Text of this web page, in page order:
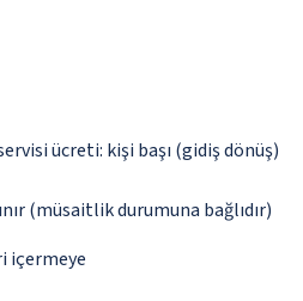
ücreti: kişi başı (gidiş dönüş)
(müsaitlik durumuna bağlıdır)
içermeye